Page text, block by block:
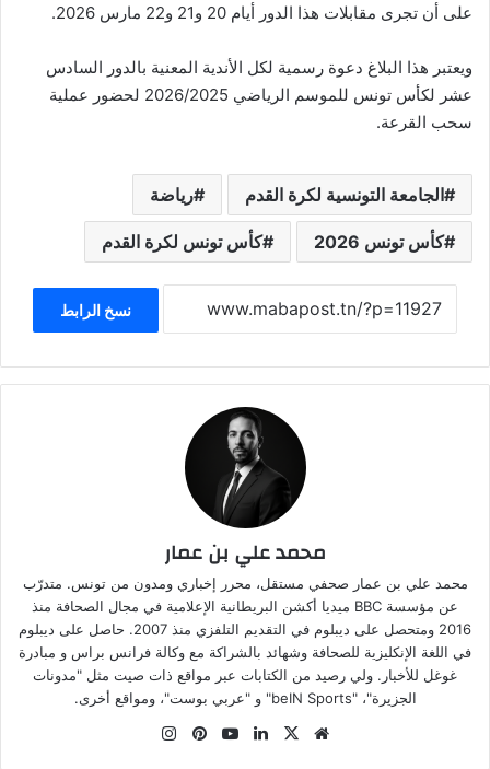
على أن تجرى مقابلات هذا الدور أيام 20 و21 و22 مارس 2026.
ويعتبر هذا البلاغ دعوة رسمية لكل الأندية المعنية بالدور السادس
عشر لكأس تونس للموسم الرياضي 2026/2025 لحضور عملية
سحب القرعة.
الجامعة التونسية لكرة القدم رياضة
كأس تونس 2026 كأس تونس لكرة القدم
نسخ الرابط
محمد علي بن عمار
محمد علي بن عمار صحفي مستقل، محرر إخباري ومدون من تونس. متدرّب
عن مؤسسة BBC ميديا أكشن البريطانية الإعلامية في مجال الصحافة منذ
2016 ومتحصل على ديبلوم في التقديم التلفزي منذ 2007. حاصل على ديبلوم
في اللغة الإنكليزية للصحافة وشهائد بالشراكة مع وكالة فرانس براس و مبادرة
غوغل للأخبار. ولي رصيد من الكتابات عبر مواقع ذات صيت مثل "مدونات
الجزيرة"، "beIN Sports" و "عربي بوست"، ومواقع أخرى.
موقع
‫X لينكدإن‫YouTubeبينتيريست